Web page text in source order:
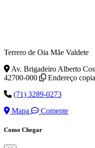
Terrero de Oia Mãe Valdete
Av. Brigadeiro Alberto
42700-000
Endereço
(71) 3289-0273
Mapa
Comente
Como Chegar